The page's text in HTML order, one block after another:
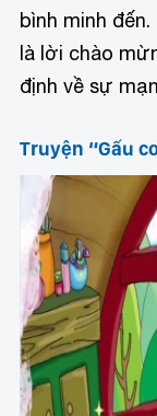
bình minh
là lời chào
định về sự
Truyện “Gấu